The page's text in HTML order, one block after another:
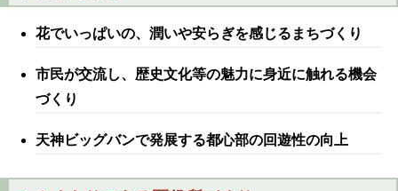
花でいっぱいの、潤いや安らぎを感じるまちづくり
市民が交流し、歴史文化等の魅力に身近に触れる機会
づくり
天神ビッグバンで発展する都心部の回遊性の向上